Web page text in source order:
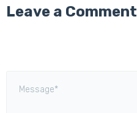
Leave a Comment